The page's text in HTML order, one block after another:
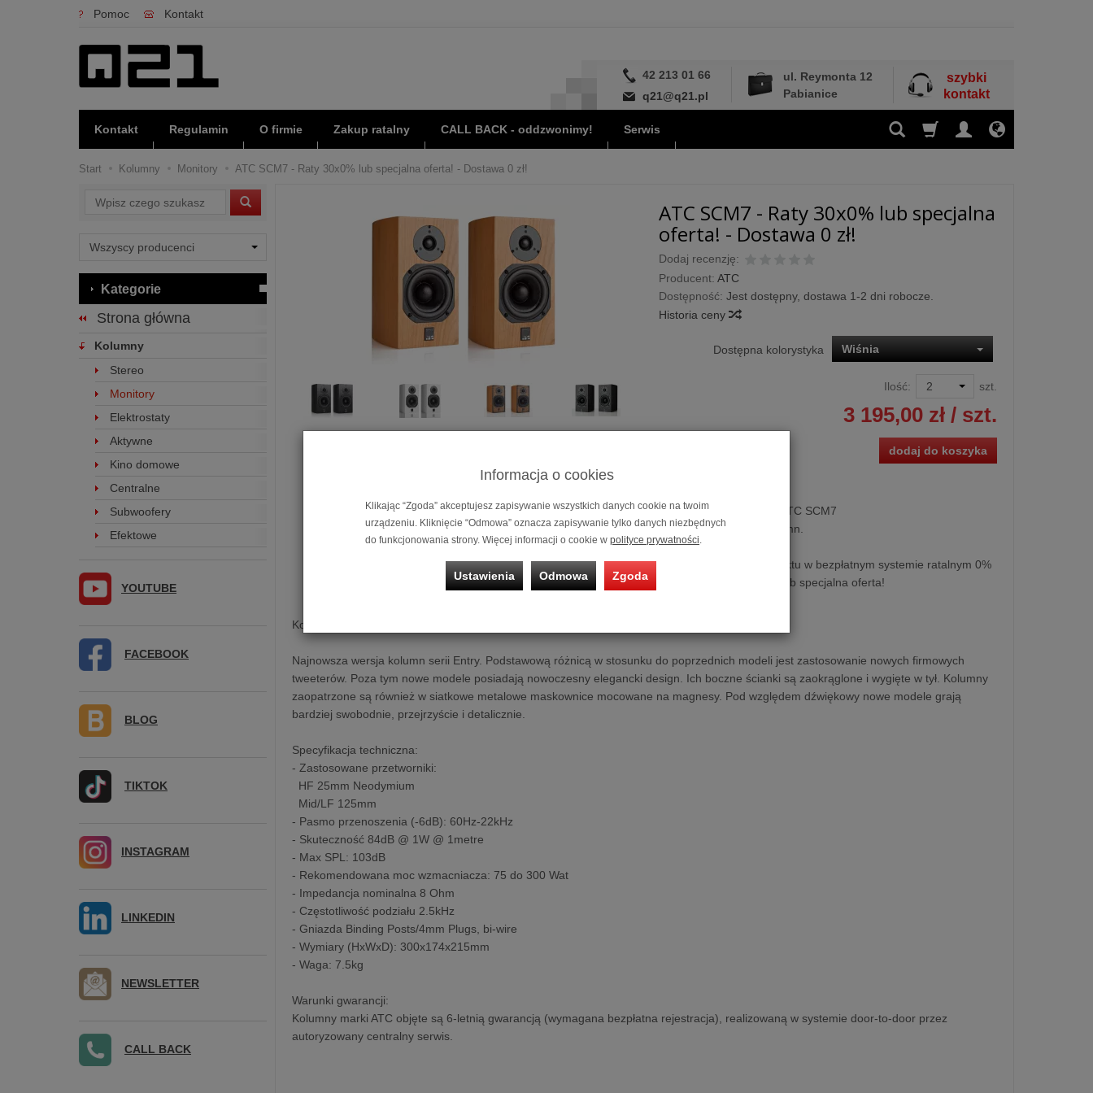
Pomoc Kontakt
42 213 01 66
q21@q21.pl
ul. Reymonta 12
Pabianice
szybki
kontakt
Kontakt Regulamin O firmie Zakup ratalny CALL BACK - oddzwonimy! Serwis
Start Kolumny Monitory ATC SCM7 - Raty 30x0% lub specjalna oferta! - Dostawa 0 zł!
ATC SCM7 - Raty 30x0% lub specjalna
oferta! - Dostawa 0 zł!
Dodaj recenzję:
Producent: ATC
Dostępność: Jest dostępny, dostawa 1-2 dni robocze.
Historia ceny
Dostępna kolorystyka Wiśnia
Ilość: szt.
3 195,00 zł/ szt.
dodaj do koszyka
Kolumna podstawkowa ATC SCM7
Cena dotyczy 1 szt. kolumn.
Możliwość zakupu produktu w bezpłatnym systemie ratalnym 0%
na 10, 20 i 30 miesięcy lub specjalna oferta!
Kolumna podstawkowa ATC SCM7
Najnowsza wersja kolumn serii Entry. Podstawową różnicą w stosunku do poprzednich modeli jest zastosowanie nowych firmowych
tweeterów. Poza tym nowe modele posiadają nowoczesny elegancki design. Ich boczne ścianki są zaokrąglone i wygięte w tył. Kolumny
zaopatrzone są również w siatkowe metalowe maskownice mocowane na magnesy. Pod względem dźwiękowy nowe modele grają
bardziej swobodnie, przejrzyście i detalicznie.
Specyfikacja techniczna:
- Zastosowane przetworniki:
HF 25mm Neodymium
Mid/LF 125mm
- Pasmo przenoszenia (-6dB): 60Hz-22kHz
- Skuteczność 84dB @ 1W @ 1metre
- Max SPL: 103dB
- Rekomendowana moc wzmacniacza: 75 do 300 Wat
- Impedancja nominalna 8 Ohm
- Częstotliwość podziału 2.5kHz
- Gniazda Binding Posts/4mm Plugs, bi-wire
- Wymiary (HxWxD): 300x174x215mm
- Waga: 7.5kg
Warunki gwarancji:
Kolumny marki ATC objęte są 6-letnią gwarancją (wymagana bezpłatna rejestracja), realizowaną w systemie door-to-door przez
autoryzowany centralny serwis.
Wyszukaj
Kategorie
Strona główna
Kolumny
Stereo
Monitory
Elektrostaty
Aktywne
Kino domowe
Centralne
Subwoofery
Efektowe
YOUTUBE
FACEBOOK
BLOG
TIKTOK
INSTAGRAM
LINKEDIN
NEWSLETTER
CALL BACK
Informacja o cookies
Klikając “Zgoda” akceptujesz zapisywanie wszystkich danych cookie na twoim
urządzeniu. Kliknięcie “Odmowa” oznacza zapisywanie tylko danych niezbędnych
do funkcjonowania strony. Więcej informacji o cookie w polityce prywatności.
Ustawienia Odmowa Zgoda